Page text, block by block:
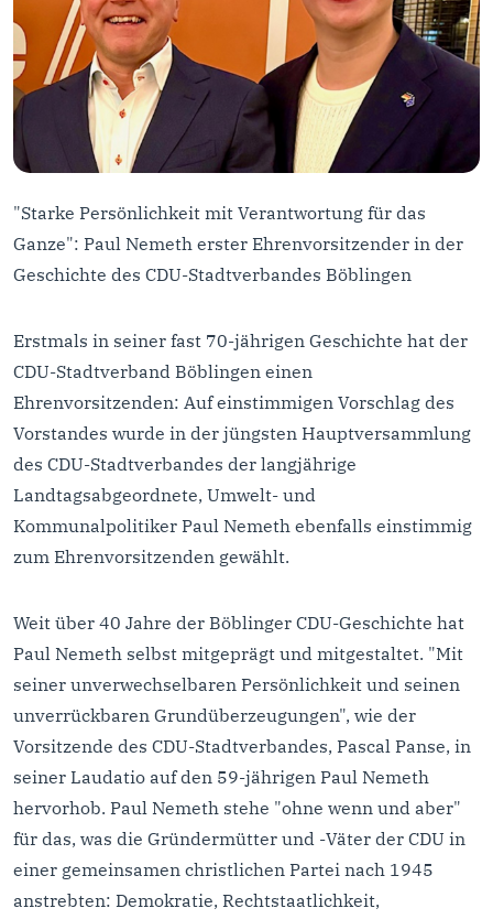
"Starke Persönlichkeit mit Verantwortung für das
Ganze": Paul Nemeth erster Ehrenvorsitzender in der
Geschichte des CDU-Stadtverbandes Böblingen
Erstmals in seiner fast 70-jährigen Geschichte hat der
CDU-Stadtverband Böblingen einen
Ehrenvorsitzenden: Auf einstimmigen Vorschlag des
Vorstandes wurde in der jüngsten Hauptversammlung
des CDU-Stadtverbandes der langjährige
Landtagsabgeordnete, Umwelt- und
Kommunalpolitiker Paul Nemeth ebenfalls einstimmig
zum Ehrenvorsitzenden gewählt.
Weit über 40 Jahre der Böblinger CDU-Geschichte hat
Paul Nemeth selbst mitgeprägt und mitgestaltet. "Mit
seiner unverwechselbaren Persönlichkeit und seinen
unverrückbaren Grundüberzeugungen", wie der
Vorsitzende des CDU-Stadtverbandes, Pascal Panse, in
seiner Laudatio auf den 59-jährigen Paul Nemeth
hervorhob. Paul Nemeth stehe "ohne wenn und aber"
für das, was die Gründermütter und -Väter der CDU in
einer gemeinsamen christlichen Partei nach 1945
anstrebten: Demokratie, Rechtstaatlichkeit,